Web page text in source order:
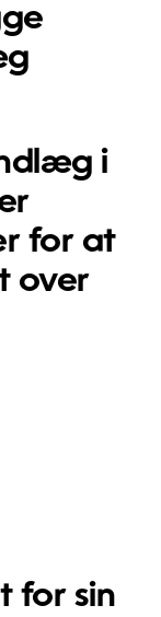
i
for at
over
for sin